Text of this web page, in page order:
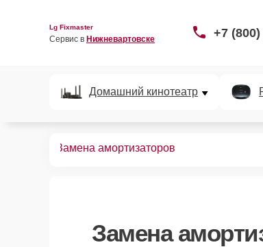
Lg Fixmaster
Сервис в Нижневартовске +7
Домашний кинотеатр
Замена амортизаторов
Замена